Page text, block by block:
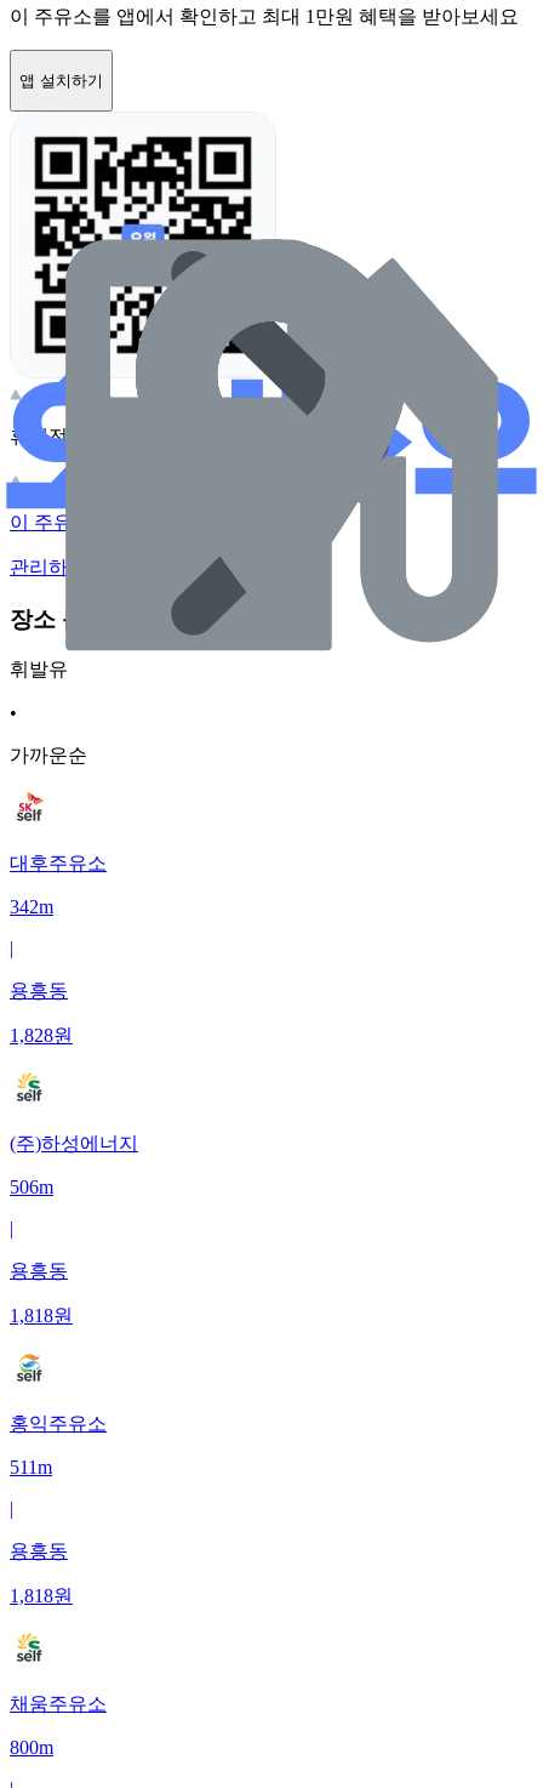
이 주유소를 앱에서 확인하고 최대 1만원 혜택을 받아보세요
앱 설치하기
휴대전화 카메라로 찍어보세요
이 주유소의 사장님이신가요?
관리하기
장소 근처 주유소
휘발유
•
가까운순
대후주유소
342m
|
용흥동
1,828원
(주)하성에너지
506m
|
용흥동
1,818원
홍익주유소
511m
|
용흥동
1,818원
채움주유소
800m